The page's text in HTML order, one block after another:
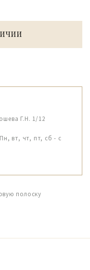
Г.Н. 1/12
вт, чт, пт, сб - с
полоску